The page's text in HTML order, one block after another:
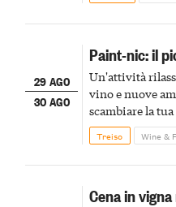
29 AGO
30 AGO
Paint-nic: il
Un'attività
vino e nuove
scambiare la
Treiso Wine &
Cena in